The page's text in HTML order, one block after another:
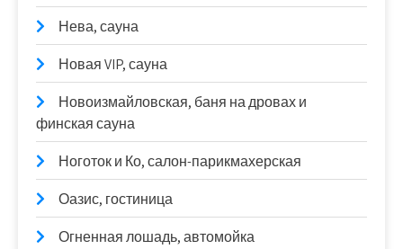
Нева, сауна
Новая VIP, сауна
Новоизмайловская, баня на дровах и
финская сауна
Ноготок и Ко, салон-парикмахерская
Оазис, гостиница
Огненная лошадь, автомойка